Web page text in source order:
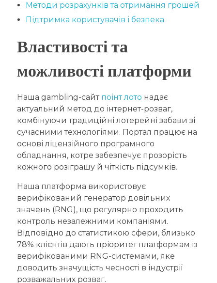
Методи розрахунків та отримання грошей
Підтримка користувачів і безпека
Властивості та
можливості платформи
Наша gambling-сайт поінт лото надає
актуальний метод до інтернет-розваг,
комбінуючи традиційні лотерейні забави зі
сучасними технологіями. Портал працює на
основі ліцензійного програмного
обладнання, котре забезпечує прозорість
кожного розіграшу й чіткість підсумків.
Наша платформа використовує
верифікований генератор довільних
значень (RNG), що регулярно проходить
контроль незалежними компаніями.
Відповідно до статистикою сфери, близько
78% клієнтів дають пріоритет платформам із
верифікованими RNG-системами, яке
доводить значущість чесності в індустрії
розважальних розваг.